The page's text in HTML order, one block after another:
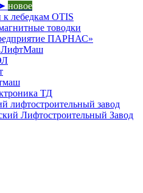
новое
к лебедкам OTIS
товодки
ПАРНАС»
ТД
лифтостроительный завод
Лифтостроительный Завод